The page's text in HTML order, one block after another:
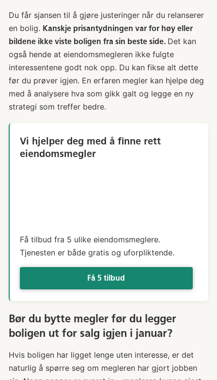
Du får sjansen til å gjøre justeringer når du relanserer
en bolig. Kanskje prisantydningen var for høy eller
bildene ikke viste boligen fra sin beste side. Det kan
også hende at eiendomsmegleren ikke fulgte
interessentene godt nok opp. Du kan fikse alt dette
før du prøver igjen. En erfaren megler kan hjelpe deg
med å analysere hva som gikk galt og legge en ny
strategi som treffer bedre.
Vi hjelper deg med å finne rett
eiendomsmegler
Få tilbud fra 5 ulike eiendomsmeglere.
Tjenesten er både gratis og uforpliktende.
Få 5 tilbud
Bør du bytte megler før du legger
boligen ut for salg igjen i januar?
Hvis boligen har ligget lenge uten interesse, er det
naturlig å spørre seg om megleren har gjort jobben